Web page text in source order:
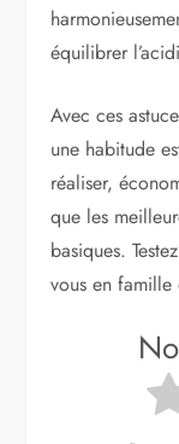
équilibrer
Avec ces
une habitude
réaliser,
que les
basiques.
vous en